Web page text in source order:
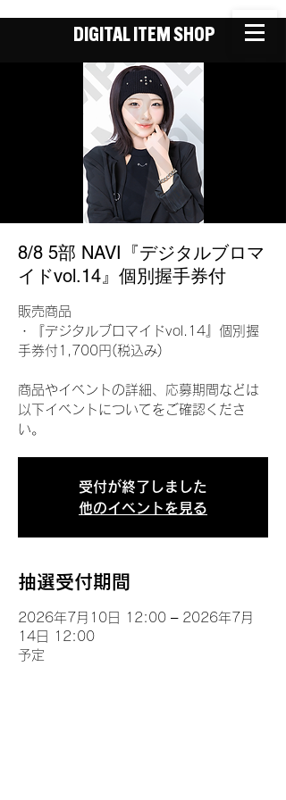
DIGITAL ITEM SHOP
8/8 5部 NAVI『デジタルブロマ
イドvol.14』個別握手券付
販売商品
・『デジタルブロマイドvol.14』個別握
手券付1,700円(税込み)
商品やイベントの詳細、応募期間などは
以下イベントについてをご確認くださ
い。
受付が終了しました
他のイベントを見る
抽選受付期間
2026年7月10日 12:00 – 2026年7月
14日 12:00
予定